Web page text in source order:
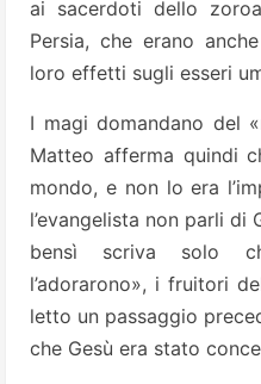
ai sacerdoti dello
Persia, che erano
loro effetti sugli esseri
I magi domandano del
Matteo afferma quindi
mondo, e non lo era
l’evangelista non parli
bensì scriva solo
l’adorarono», i fruitori
letto un passaggio
che Gesù era stato